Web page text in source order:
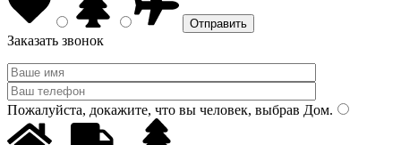
Заказать звонок
Пожалуйста, докажите, что вы человек, выбрав Дом.